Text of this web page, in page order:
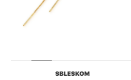
SBLESKOM